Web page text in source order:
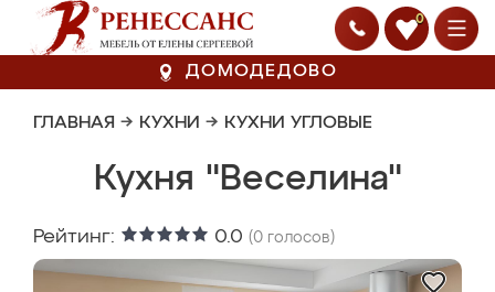
0
ДОМОДЕДОВО
ГЛАВНАЯ → КУХНИ → КУХНИ УГЛОВЫЕ
Кухня "Веселина"
Рейтинг: 0.0 (0 голосов)